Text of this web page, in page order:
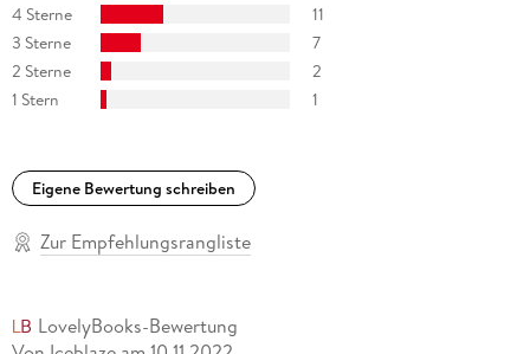
4 Sterne
11
3 Sterne
7
2 Sterne
2
1 Stern
1
Eigene Bewertung schreiben
Zur Empfehlungsrangliste
LovelyBooks-Bewertung